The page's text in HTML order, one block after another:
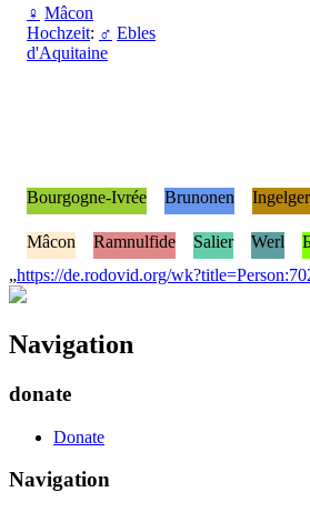
♀ Mâcon
Hochzeit: ♂ Ebles
d'Aquitaine
Bourgogne-Ivrée Brunonen Ingelger
Mâcon Ramnulfide Salier Werl
„https://de.rodovid.org/
Navigation
donate
Donate
Navigation